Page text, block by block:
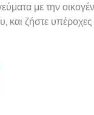
με την
ζήστε υπέροχες